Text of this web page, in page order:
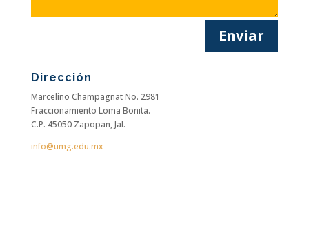
Enviar
Dirección
Marcelino Champagnat No. 2981
Fraccionamiento Loma Bonita.
C.P. 45050 Zapopan, Jal.
info@umg.edu.mx